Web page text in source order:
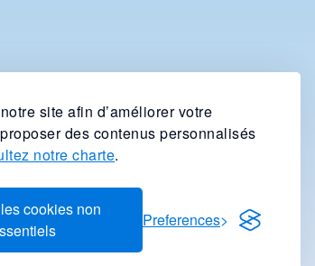
site afin d’améliorer votre
des contenus personnalisés
notre charte.
cookies non
Preferences